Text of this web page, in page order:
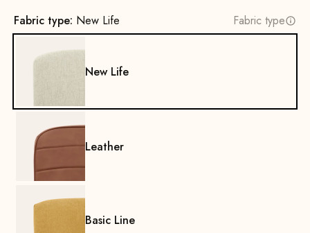
Fabric type: New Life Fabric type
New Life
Leather
Basic Line